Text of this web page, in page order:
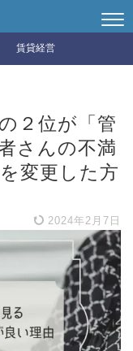
賃貸経営
２位が「管
さんの不満
変更した方
2024年2月7日